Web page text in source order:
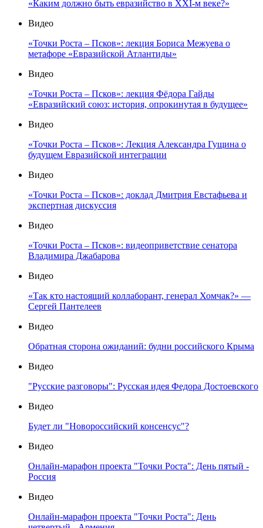
«Каким должно быть евразийство в XXI-м веке?»
Видео
«Точки Роста – Псков»: лекция Бориса Межуева о
метафоре «Евразийской Атлантиды»
Видео
«Точки Роста – Псков»: лекция Фёдора Гайды
«Евразийский союз: история, опрокинутая в будущее»
Видео
«Точки Роста – Псков»: Лекция Александра Гущина о
будущем Евразийской интеграции
Видео
«Точки Роста – Псков»: доклад Дмитрия Евстафьева и
экспертная дискуссия
Видео
«Точки Роста – Псков»: видеоприветствие сенатора
Владимира Джабарова
Видео
«Так кто настоящий коллаборант, генерал Хомчак?» —
Сергей Пантелеев
Видео
Обратная сторона ожиданий: будни российского Крыма
Видео
"Русские разговоры": Русская идея Федора Достоевского
Видео
Будет ли "Новороссийский консенсус"?
Видео
Онлайн-марафон проекта "Точки Роста": День пятый -
Россия
Видео
Онлайн-марафон проекта "Точки Роста": День